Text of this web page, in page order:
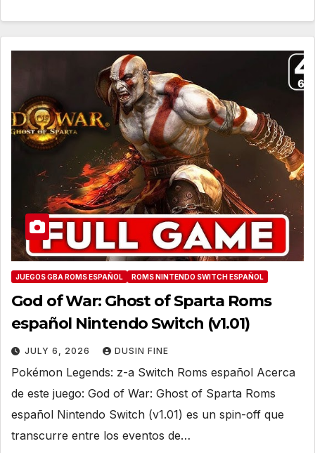
JUEGOS GBA ROMS ESPAÑOL ROMS NINTENDO SWITCH ESPAÑOL
God of War: Ghost of Sparta Roms
español Nintendo Switch (v1.01)
JULY 6, 2026 DUSIN FINE
Pokémon Legends: z-a Switch Roms español Acerca
de este juego: God of War: Ghost of Sparta Roms
español Nintendo Switch (v1.01) es un spin-off que
transcurre entre los eventos de…